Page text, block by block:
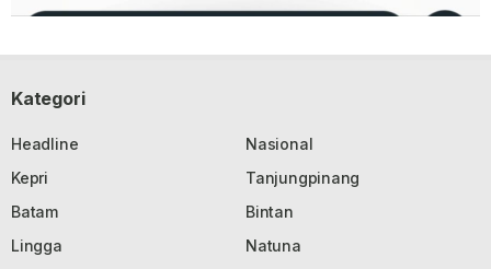
Kategori
Headline
Nasional
Kepri
Tanjungpinang
Batam
Bintan
Lingga
Natuna